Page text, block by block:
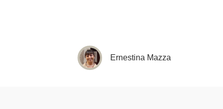
Ernestina Mazza